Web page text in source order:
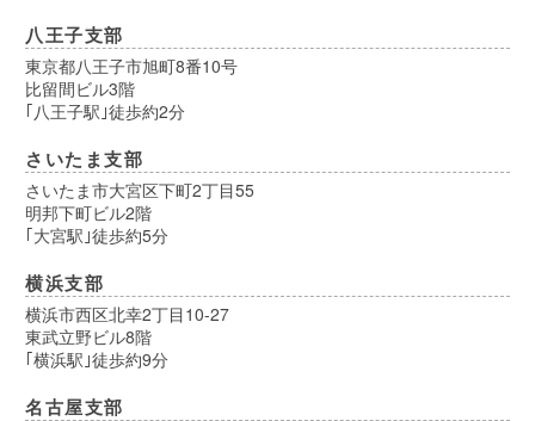
八王子支部
東京都八王子市旭町8番10号
比留間ビル3階
｢八王子駅｣徒歩約2分
さいたま支部
さいたま市大宮区下町2丁目55
明邦下町ビル2階
｢大宮駅｣徒歩約5分
横浜支部
横浜市西区北幸2丁目10-27
東武立野ビル8階
｢横浜駅｣徒歩約9分
名古屋支部